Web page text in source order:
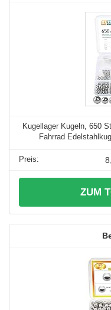
Kugellager Kugeln, 650
Fahrrad
ZUM